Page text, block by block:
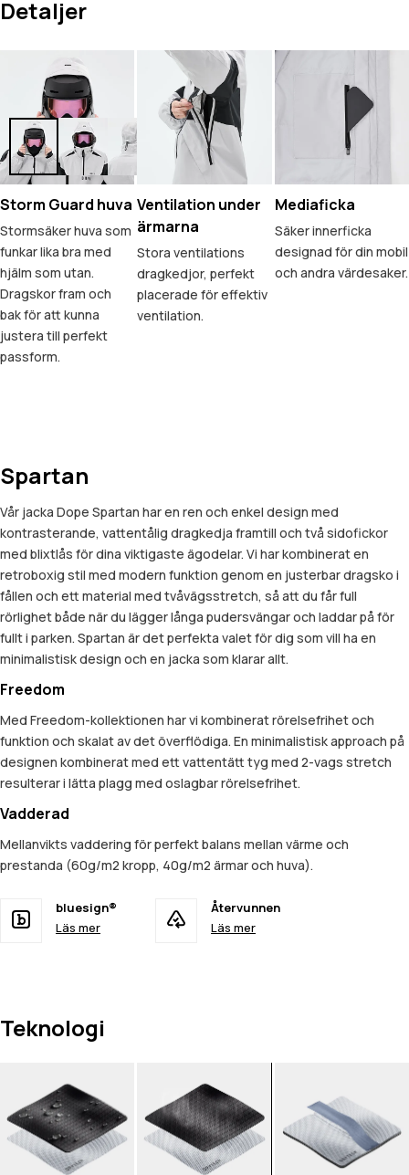
Detaljer
Storm Guard huva
Stormsäker huva som
funkar lika bra med
hjälm som utan.
Dragskor fram och
bak för att kunna
justera till perfekt
passform.
Ventilation under
ärmarna
Stora ventilations
dragkedjor, perfekt
placerade för effektiv
ventilation.
Mediaficka
Säker innerficka
designad för din mobil
och andra värdesaker.
Spartan
Vår jacka Dope Spartan har en ren och enkel design med
kontrasterande, vattentålig dragkedja framtill och två sidofickor
med blixtlås för dina viktigaste ägodelar. Vi har kombinerat en
retroboxig stil med modern funktion genom en justerbar dragsko i
fållen och ett material med tvåvägsstretch, så att du får full
rörlighet både när du lägger långa pudersvängar och laddar på för
fullt i parken. Spartan är det perfekta valet för dig som vill ha en
minimalistisk design och en jacka som klarar allt.
Freedom
Med Freedom-kollektionen har vi kombinerat rörelsefrihet och
funktion och skalat av det överflödiga. En minimalistisk approach på
designen kombinerat med ett vattentätt tyg med 2-vags stretch
resulterar i lätta plagg med oslagbar rörelsefrihet.
Vadderad
Mellanvikts vaddering för perfekt balans mellan värme och
prestanda (60g/m2 kropp, 40g/m2 ärmar och huva).
bluesign®
Läs mer
Återvunnen
Läs mer
Teknologi